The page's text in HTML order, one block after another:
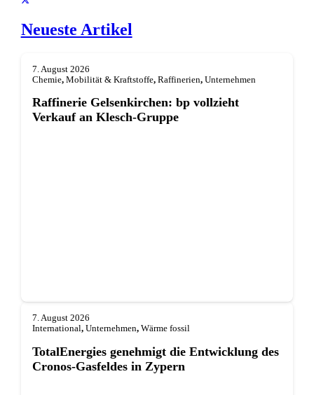
Neueste Artikel
7. August 2026
Chemie, Mobilität & Kraftstoffe, Raffinerien, Unternehmen
Raffinerie Gelsenkirchen: bp vollzieht
Verkauf an Klesch-Gruppe
7. August 2026
International, Unternehmen, Wärme fossil
TotalEnergies genehmigt die Entwicklung des
Cronos-Gasfeldes in Zypern